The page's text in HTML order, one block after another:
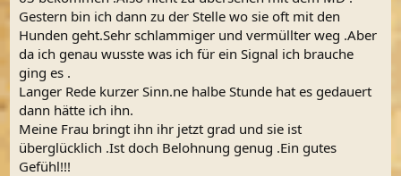
Gestern bin ich dann zu der Stelle wo sie oft mit den
Hunden geht.Sehr schlammiger und vermüllter weg .Aber
da ich genau wusste was ich für ein Signal ich brauche
ging es .
Langer Rede kurzer Sinn.ne halbe Stunde hat es gedauert
dann hätte ich ihn.
Meine Frau bringt ihn ihr jetzt grad und sie ist
überglücklich .Ist doch Belohnung genug .Ein gutes
Gefühl!!!